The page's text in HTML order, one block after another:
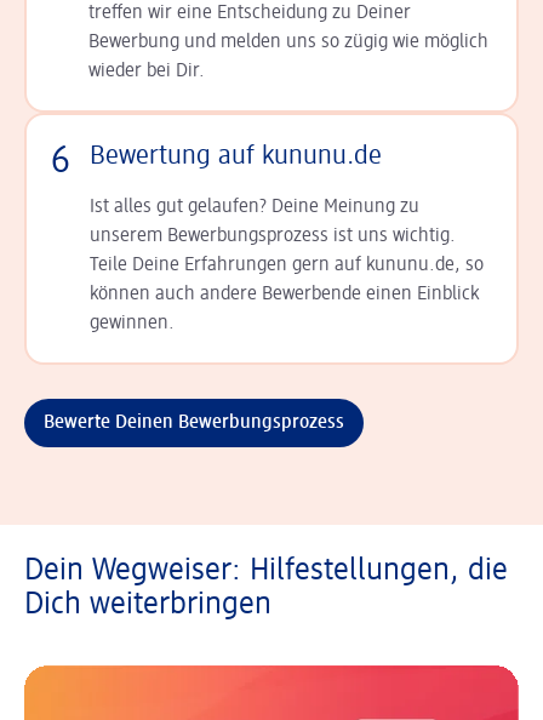
tref­fen wir eine Entscheidung zu Deiner
Bewerbung und melden uns so zügig wie möglich
wieder bei Dir.
6 Bewertung auf kununu.de
Ist alles gut gelaufen? Deine Meinung zu
unserem Bewerbungsprozess ist uns wichtig.
Teile Deine Erfahrungen gern auf kununu.de, so
können auch andere Bewerbende einen Einblick
gewinnen.
Bewerte Deinen Bewerbungsprozess
Dein Wegweiser: Hilfestellungen, die
Dich weiterbringen